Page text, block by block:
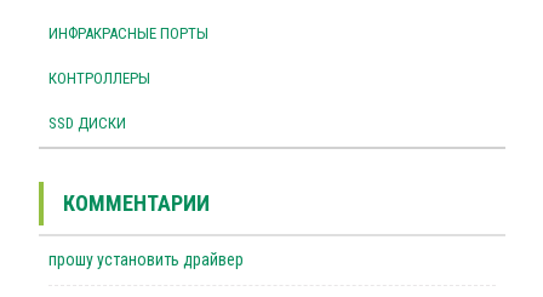
ИНФРАКРАСНЫЕ ПОРТЫ
КОНТРОЛЛЕРЫ
SSD ДИСКИ
КОММЕНТАРИИ
прошу установить драйвер